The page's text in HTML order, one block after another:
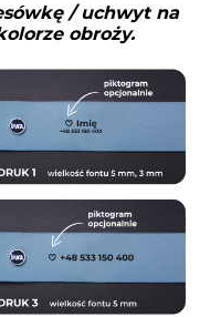
/ uchwyt na
obroży.